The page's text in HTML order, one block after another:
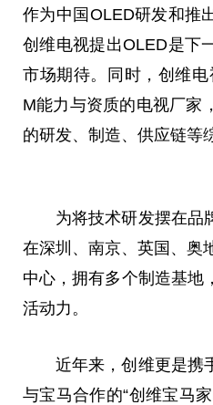
作为中国 OLED研发和推
创维电视提出OLED是下
市场期待。同时，创维
M能力与资质的电视厂家
的研发、制造、供应链等
为将技术研发摆在品
在深圳、南京、英国、奥
中心，拥有多个制造基地
活动力。
近年来，创维更是携
与宝马合作的“创维宝马